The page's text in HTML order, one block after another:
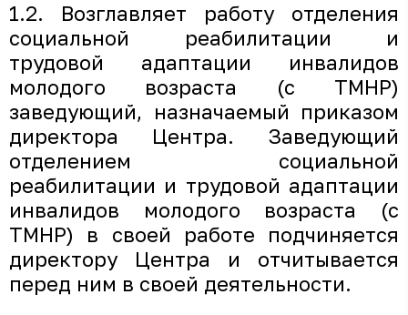
1.2. Возглавляет работу отделения
социальной реабилитации и
трудовой адаптации инвалидов
молодого возраста (с ТМНР)
заведующий, назначаемый приказом
директора Центра. Заведующий
отделением социальной
реабилитации и трудовой адаптации
инвалидов молодого возраста (с
ТМНР) в своей работе подчиняется
директору Центра и отчитывается
перед ним в своей деятельности.